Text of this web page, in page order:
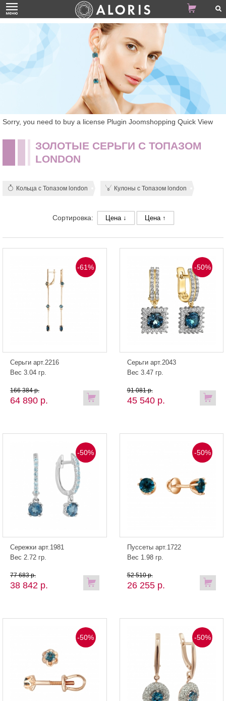
Sorry, you need to buy a license Plugin Joomshopping Quick View
ЗОЛОТЫЕ СЕРЬГИ С ТОПАЗОМ
LONDON
Кольца с Топазом london Кулоны с Топазом london
Сортировка: Цена ↓ Цена ↑
-61%
Серьги арт.2216
Вес 3.04 гр.
64 890 р.
166 384 р.
-50%
Серьги арт.2043
Вес 3.47 гр.
45 540 р.
91 081 р.
-50%
Сережки арт.1981
Вес 2.72 гр.
38 842 р.
77 683 р.
-50%
Пуссеты арт.1722
Вес 1.98 гр.
26 255 р.
52 510 р.
-50% -50%